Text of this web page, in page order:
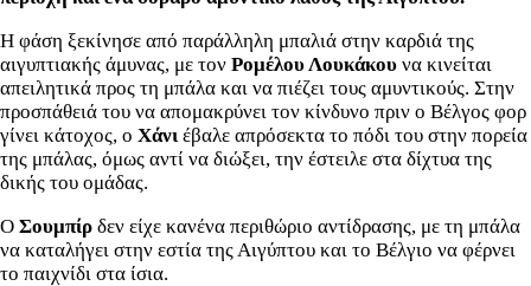
Η φάση ξεκίνησε από παράλληλη μπαλιά στην καρδιά της
αιγυπτιακής άμυνας, με τον Ρομέλου Λουκάκου να κινείται
απειλητικά προς τη μπάλα και να πιέζει τους αμυντικούς. Στην
προσπάθειά του να απομακρύνει τον κίνδυνο πριν ο Βέλγος φορ
γίνει κάτοχος, ο Χάνιέβαλε απρόσεκτα το πόδι του στην πορεία
της μπάλας, όμως αντί να διώξει, την έστειλε στα δίχτυα της
δικής του ομάδας.
Ο Σουμπίρ δεν είχε κανένα περιθώριο αντίδρασης, με τη μπάλα
να καταλήγει στην εστία της Αιγύπτου και το Βέλγιο να φέρνει
το παιχνίδι στα ίσια.